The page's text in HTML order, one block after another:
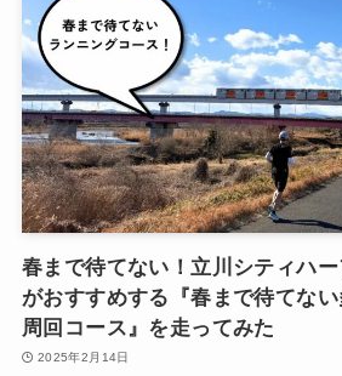
春まで待てない！立川シティハ
がおすすめする『春まで待てな
周回コース』を走ってみた
2025年2月14日